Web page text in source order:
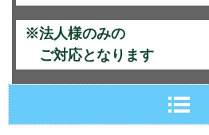
※法人様のみの
ご対応となります